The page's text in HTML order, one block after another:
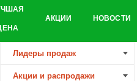
АКЦИИ НОВОСТИ
Лидеры продаж
Акции и распродажи